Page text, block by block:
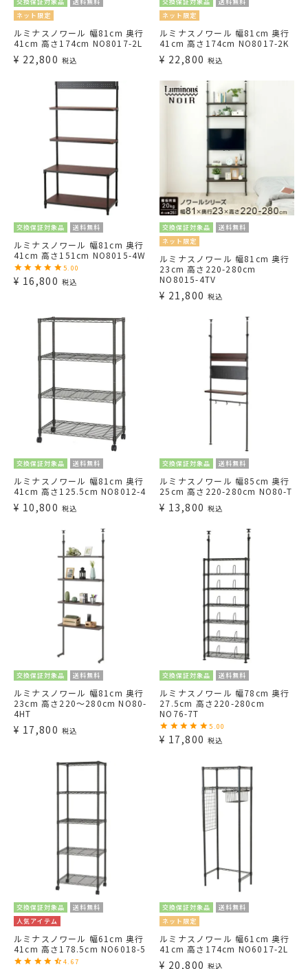
交換保証対象品
送料無料
ネット限定
ルミナスノワール 幅81cm 奥行
41cm 高さ174cm NO8017-2L
¥ 22,800 税込
交換保証対象品
送料無料
ネット限定
ルミナスノワール 幅81cm 奥行
41cm 高さ174cm NO8017-2K
¥ 22,800 税込
交換保証対象品 送料無料
ルミナスノワール 幅81cm 奥行
41cm 高さ151cm NO8015-4W
5.00
¥ 16,800 税込
交換保証対象品
送料無料
ネット限定
ルミナスノワール 幅81cm 奥行
23cm 高さ220-280cm
NO8015-4TV
¥ 21,800 税込
交換保証対象品 送料無料
ルミナスノワール 幅81cm 奥行
41cm 高さ125.5cm NO8012-4
¥ 10,800 税込
交換保証対象品 送料無料
ルミナスノワール 幅85cm 奥行
25cm 高さ220-280cm NO80-T
¥ 13,800 税込
交換保証対象品 送料無料
ルミナスノワール 幅81cm 奥行
23cm 高さ220～280cm NO80-
4HT
¥ 17,800 税込
交換保証対象品 送料無料
ルミナスノワール 幅78cm 奥行
27.5cm 高さ220-280cm
NO76-7T
5.00
¥ 17,800 税込
交換保証対象品
送料無料
人気アイテム
ルミナスノワール 幅61cm 奥行
41cm 高さ178.5cm NO6018-5
4.67
交換保証対象品
送料無料
ネット限定
ルミナスノワール 幅61cm 奥行
41cm 高さ174cm NO6017-2L
¥ 20,800 税込